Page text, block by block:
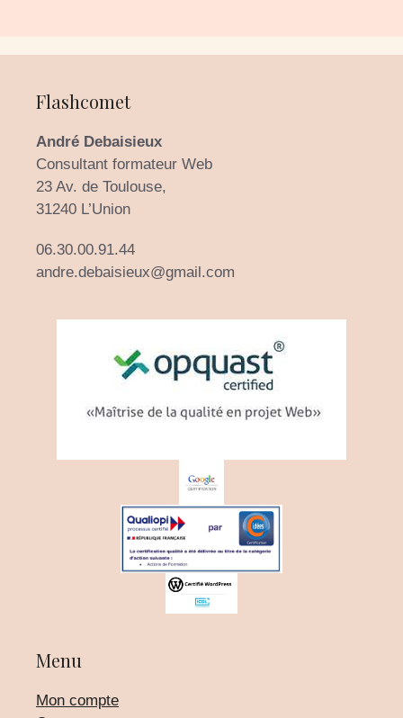
Flashcomet
André Debaisieux
Consultant formateur Web
23 Av. de Toulouse,
31240 L’Union
06.30.00.91.44
andre.debaisieux@gmail.com
Menu
Mon compte